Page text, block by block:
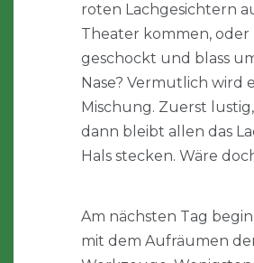
roten Lachgesichtern
Theater kommen, oder
geschockt und blass
Nase? Vermutlich wird
Mischung. Zuerst
dann bleibt allen das
Hals stecken. Wäre
Am nächsten Tag
mit dem Aufräumen